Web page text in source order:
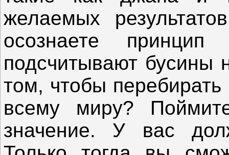
желаемых
осознаете
подсчитывают бусины
том, чтобы перебирать
всему миру?
значение. У вас